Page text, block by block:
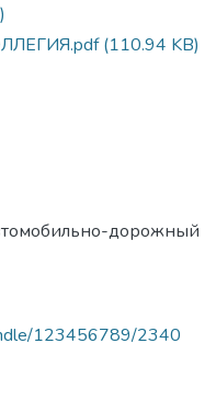
(110.94 KB)
дорожный
123456789/2340